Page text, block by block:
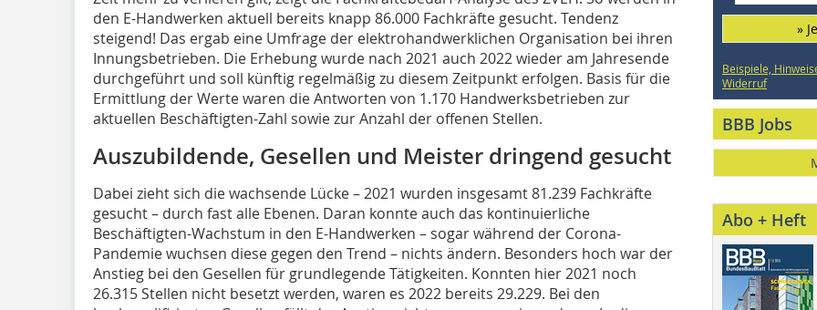
den E-Handwerken aktuell bereits knapp 86.000 Fachkräfte gesucht. Tendenz
steigend! Das ergab eine Umfrage der elektrohandwerklichen Organisation bei ihren
Innungsbetrieben. Die Erhebung wurde nach 2021 auch 2022 wieder am Jahresende
durchgeführt und soll künftig regelmäßig zu diesem Zeitpunkt erfolgen. Basis für die
Ermittlung der Werte waren die Antworten von 1.170 Handwerksbetrieben zur
aktuellen Beschäftigten-Zahl sowie zur Anzahl der offenen Stellen.
Auszubildende, Gesellen und Meister dringend gesucht
Dabei zieht sich die wachsende Lücke – 2021 wurden insgesamt 81.239 Fachkräfte
gesucht – durch fast alle Ebenen. Daran konnte auch das kontinuierliche
Beschäftigten-Wachstum in den E-Handwerken – sogar während der Corona-
Pandemie wuchsen diese gegen den Trend – nichts ändern. Besonders hoch war der
Anstieg bei den Gesellen für grundlegende Tätigkeiten. Konnten hier 2021 noch
26.315 Stellen nicht besetzt werden, waren es 2022 bereits 29.229. Bei den
»
Beispiele,
Widerruf
BBB Jobs
Abo + Heft